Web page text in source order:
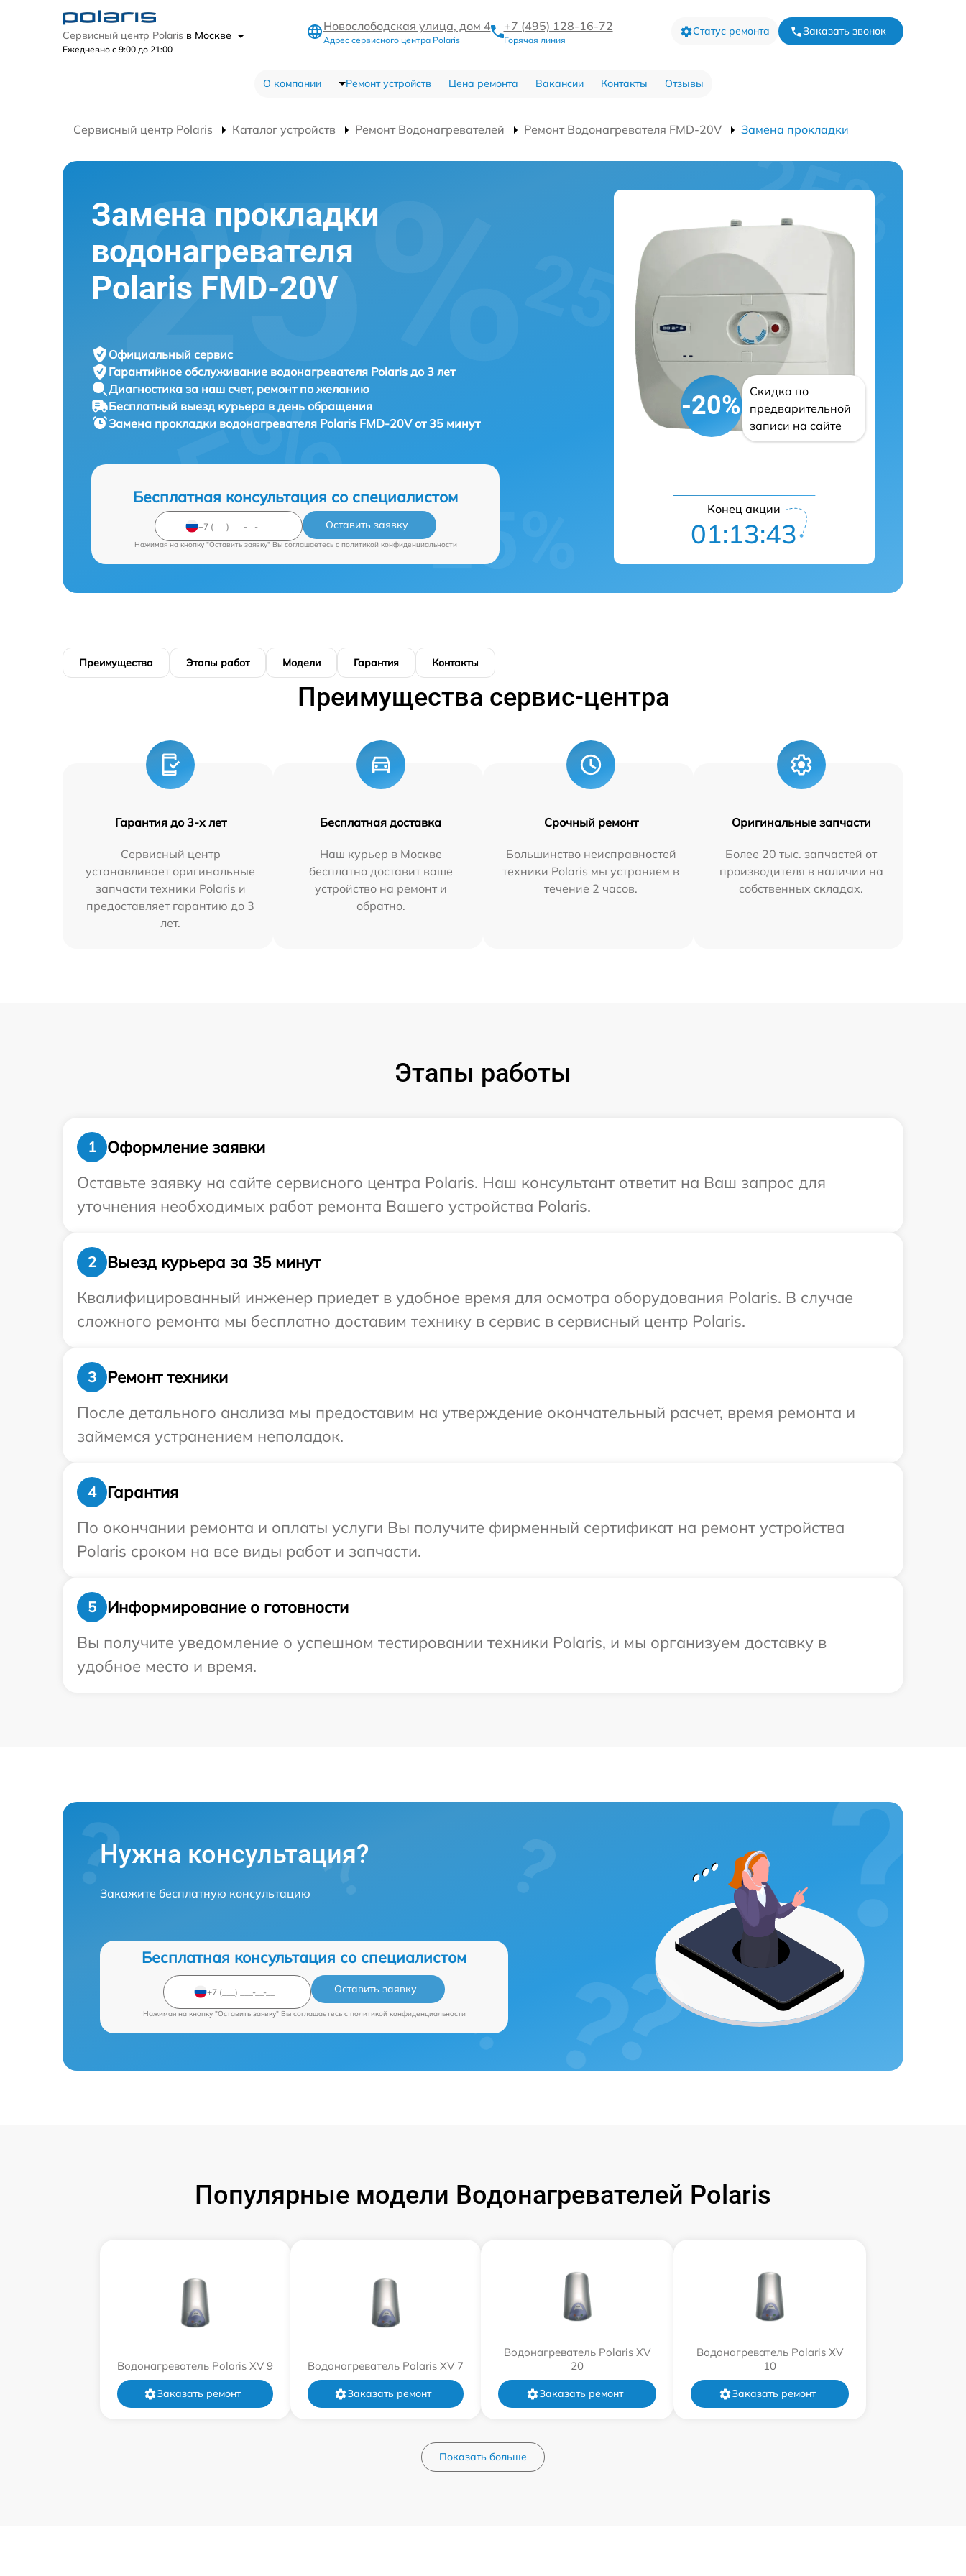
Сервисный центр Polaris в Москве
Ежедневно с 9:00 до 21:00
Новослободская улица, дом 4
Адрес сервисного центра Polaris
+7 (495) 128-16-72
Горячая линия
Статус ремонта Заказать звонок
О компании Ремонт устройств Цена ремонта Вакансии Контакты Отзывы
Сервисный центр Polaris Каталог устройств Ремонт Водонагревателей Ремонт Водонагревателя FMD-20V Замена прокладки
Замена прокладки
водонагревателя
Polaris FMD-20V
Официальный сервис
Гарантийное обслуживание водонагревателя Polaris до 3 лет
Диагностика за наш счет, ремонт по желанию
Бесплатный выезд курьера в день обращения
Замена прокладки водонагревателя Polaris FMD-20V от 35 минут
Бесплатная консультация со специалистом
Оставить заявку
Нажимая на кнопку "Оставить заявку" Вы соглашаетесь c политикой конфиденциальности
-20%
Скидка по
предварительной
записи на сайте
Конец акции
01:13:42
Преимущества Этапы работ Модели Гарантия Контакты
Преимущества сервис-центра
Гарантия до 3-х лет
Сервисный центр
устанавливает оригинальные
запчасти техники Polaris и
предоставляет гарантию до 3
лет.
Бесплатная доставка
Наш курьер в Москве
бесплатно доставит ваше
устройство на ремонт и
обратно.
Срочный ремонт
Большинство неисправностей
техники Polaris мы устраняем в
течение 2 часов.
Оригинальные запчасти
Более 20 тыс. запчастей от
производителя в наличии на
собственных складах.
Этапы работы
1
Оформление заявки
Оставьте заявку на сайте сервисного центра Polaris. Наш консультант ответит на Ваш запрос для
уточнения необходимых работ ремонта Вашего устройства Polaris.
2
Выезд курьера за 35 минут
Квалифицированный инженер приедет в удобное время для осмотра оборудования Polaris. В случае
сложного ремонта мы бесплатно доставим технику в сервис в сервисный центр Polaris.
3
Ремонт техники
После детального анализа мы предоставим на утверждение окончательный расчет, время ремонта и
займемся устранением неполадок.
4
Гарантия
По окончании ремонта и оплаты услуги Вы получите фирменный сертификат на ремонт устройства
Polaris сроком на все виды работ и запчасти.
5
Информирование о готовности
Вы получите уведомление о успешном тестировании техники Polaris, и мы организуем доставку в
удобное место и время.
Нужна консультация?
Закажите бесплатную консультацию
Бесплатная консультация со специалистом
Оставить заявку
Нажимая на кнопку "Оставить заявку" Вы соглашаетесь c политикой конфиденциальности
Популярные модели Водонагревателей Polaris
Водонагреватель Polaris XV 9
Заказать ремонт
Водонагреватель Polaris XV 7
Заказать ремонт
Водонагреватель Polaris XV
20
Заказать ремонт
Водонагреватель Polaris XV
10
Заказать ремонт
Показать больше